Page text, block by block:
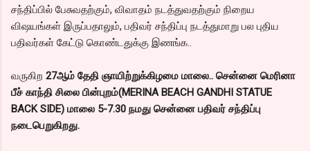
சந்திப்பில் பேசுவதற்கும், விவாதம் நடத்துவதற்கும் நிறைய
விஷயங்கள் இருப்பதாலும், பதிவர் சந்திப்பு நடத்துமாறு பல புதிய
பதிவர்கள் கேட்டு கொண்டதுக்கு இணங்க..
வருகிற 27ஆம் தேதி ஞாயிற்றுக்கிழமை மாலை.. சென்னை மெரினா
பீச் காந்தி சிலை பின்புறம்(MERINA BEACH GANDHI STATUE
BACK SIDE) மாலை 5-7.30 நமது சென்னை பதிவர் சந்திப்பு
நடைபெறுகிறது.